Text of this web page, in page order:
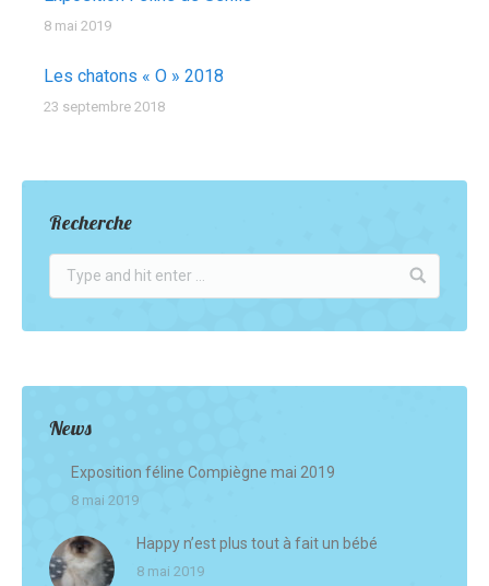
8 mai 2019
Les chatons « O » 2018
23 septembre 2018
Recherche
News
Exposition féline Compiègne mai 2019
8 mai 2019
Happy n’est plus tout à fait un bébé
8 mai 2019